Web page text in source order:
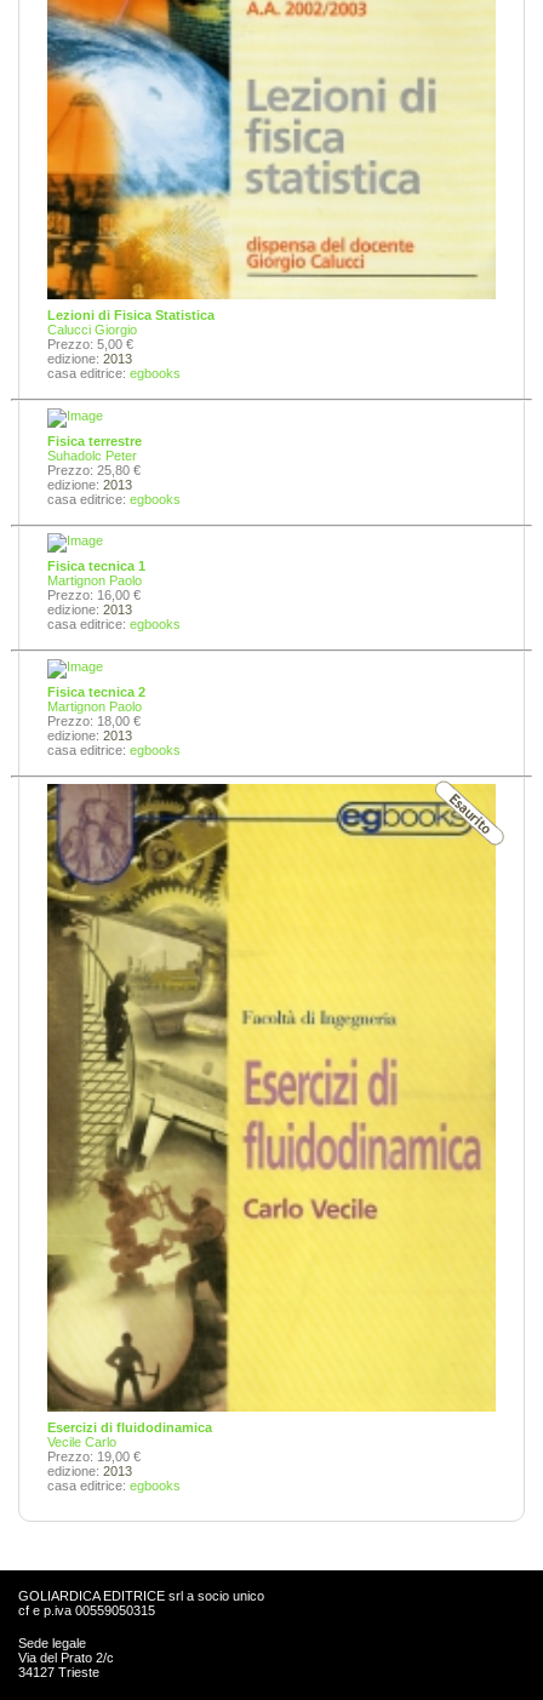
Lezioni di Fisica Statistica
Calucci Giorgio
Prezzo: 5,00 €
edizione: 2013
casa editrice: egbooks
Fisica terrestre
Suhadolc Peter
Prezzo: 25,80 €
edizione: 2013
casa editrice: egbooks
Fisica tecnica 1
Martignon Paolo
Prezzo: 16,00 €
edizione: 2013
casa editrice: egbooks
Fisica tecnica 2
Martignon Paolo
Prezzo: 18,00 €
edizione: 2013
casa editrice: egbooks
Esercizi di fluidodinamica
Vecile Carlo
Prezzo: 19,00 €
edizione: 2013
casa editrice: egbooks
GOLIARDICA EDITRICE srl a socio unico
cf e p.iva 00559050315
Sede legale
Via del Prato 2/c
34127 Trieste